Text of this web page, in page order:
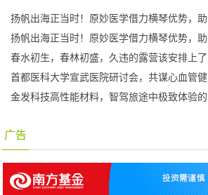
扬帆出海正当时！原妙医学借力横琴优势，助
扬帆出海正当时！原妙医学借力横琴优势，助
春水初生，春林初盛，久违的露营该安排上了
首都医科大学宣武医院研讨会，共谋心血管健
金发科技高性能材料，智驾旅途中极致体验的
广告